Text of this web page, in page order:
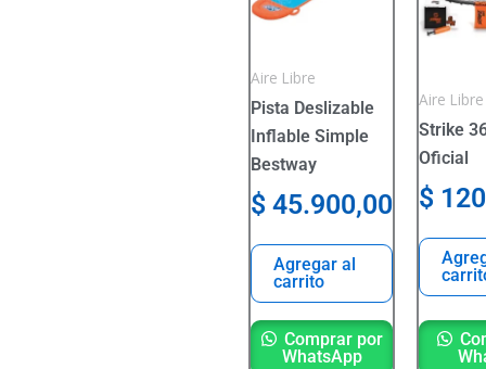
Aire Libre
Pista Deslizable
Inflable Simple
Bestway
$ 45.900,00
Agregar al
carrito
Comprar por
WhatsApp
Aire Libre
Strike
Oficial
$